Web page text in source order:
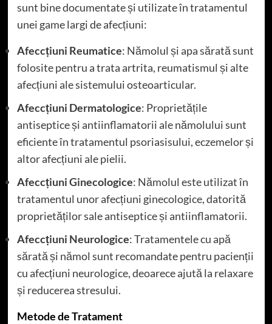
sunt bine documentate și utilizate în tratamentul
unei game largi de afecțiuni:
Afeccțiuni Reumatice: Nămolul și apa sărată sunt
folosite pentru a trata artrita, reumatismul și alte
afecțiuni ale sistemului osteoarticular.
Afeccțiuni Dermatologice: Proprietățile
antiseptice și antiinflamatorii ale nămolului sunt
eficiente în tratamentul psoriasisului, eczemelor și
altor afecțiuni ale pielii.
Afeccțiuni Ginecologice: Nămolul este utilizat în
tratamentul unor afecțiuni ginecologice, datorită
proprietăților sale antiseptice și antiinflamatorii.
Afeccțiuni Neurologice: Tratamentele cu apă
sărată și nămol sunt recomandate pentru pacienții
cu afecțiuni neurologice, deoarece ajută la relaxare
și reducerea stresului.
Metode de Tratament